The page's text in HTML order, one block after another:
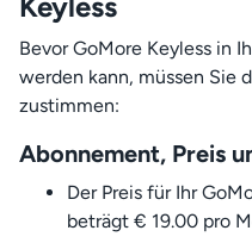
Bevor GoMore Keyless in
werden kann, müssen Sie
zustimmen:
Abonnement, Preis
Der Preis für Ihr
beträgt € 19.00 pro